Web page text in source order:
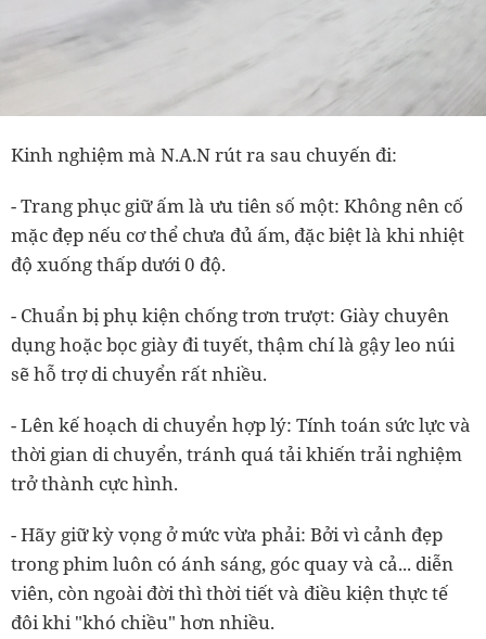
Kinh nghiệm mà N.A.N rút ra sau chuyến đi:
- Trang phục giữ ấm là ưu tiên số một: Không nên cố
mặc đẹp nếu cơ thể chưa đủ ấm, đặc biệt là khi nhiệt
độ xuống thấp dưới 0 độ.
- Chuẩn bị phụ kiện chống trơn trượt: Giày chuyên
dụng hoặc bọc giày đi tuyết, thậm chí là gậy leo núi
sẽ hỗ trợ di chuyển rất nhiều.
- Lên kế hoạch di chuyển hợp lý: Tính toán sức lực và
thời gian di chuyển, tránh quá tải khiến trải nghiệm
trở thành cực hình.
- Hãy giữ kỳ vọng ở mức vừa phải: Bởi vì cảnh đẹp
trong phim luôn có ánh sáng, góc quay và cả... diễn
viên, còn ngoài đời thì thời tiết và điều kiện thực tế
đôi khi "khó chiều" hơn nhiều.